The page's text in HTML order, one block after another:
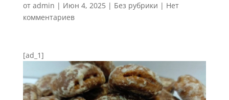
от admin | Июн 4, 2025| Без рубрики | Нет
комментариев
[ad_1]